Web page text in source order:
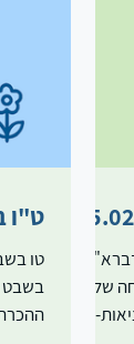
-
של
ט"ו
טו
בשבט